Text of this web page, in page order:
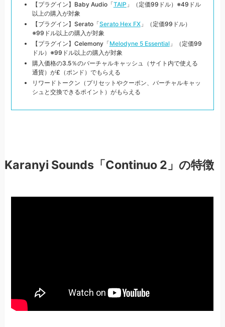
【プラグイン】Baby Audio「TAIP 」（定価99ドル）※49ドル
以上の購入が対象
【プラグイン】Serato「Serato Hex FX」（定価99ドル）
※99ドル以上の購入が対象
【プラグイン】Celemony「Melodyne 5 Essential」（定価99
ドル）※99ドル以上の購入が対象
購入価格の3.5％のバーチャルキャッシュ（サイト内で使える
通貨）が£（ポンド）でもらえる
リワードトークン（プリセットやクーポン、バーチャルキャッ
シュと交換できるポイント）がもらえる
Karanyi Sounds「Continuo 2」の特徴